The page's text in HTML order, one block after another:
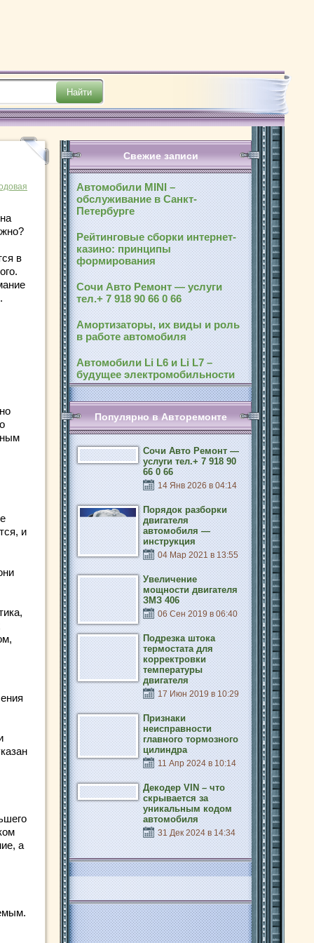
в
и
а
Свежие записи
Автомобили MINI –
обслуживание в Санкт-
Петербурге
Рейтинговые сборки интернет-
казино: принципы
формирования
Сочи Авто Ремонт — услуги
тел.+ 7 918 90 66 0 66
Амортизаторы, их виды и роль
в работе автомобиля
Автомобили Li L6 и Li L7 –
будущее электромобильности
Популярно в Авторемонте
Сочи Авто Ремонт —
услуги тел.+ 7 918 90
66 0 66
14 Янв 2026 в 04:14
Порядок разборки
двигателя
автомобиля —
инструкция
04 Мар 2021 в 13:55
Увеличение
мощности двигателя
ЗМЗ 406
06 Сен 2019 в 06:40
Подрезка штока
термостата для
корректровки
температуры
двигателя
17 Июн 2019 в 10:29
Признаки
неисправности
главного тормозного
цилиндра
11 Апр 2024 в 10:14
Декодер VIN – что
скрывается за
уникальным кодом
автомобиля
31 Дек 2024 в 14:34